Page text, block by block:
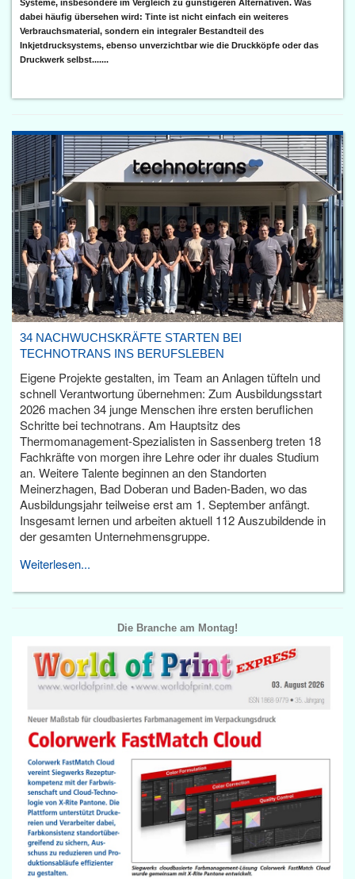
Systeme, insbesondere im Vergleich zu günstigeren Alternativen. Was
dabei häufig übersehen wird: Tinte ist nicht einfach ein weiteres
Verbrauchsmaterial, sondern ein integraler Bestandteil des
Inkjetdrucksystems, ebenso unverzichtbar wie die Druckköpfe oder das
Druckwerk selbst.......
34 NACHWUCHSKRÄFTE STARTEN BEI
TECHNOTRANS INS BERUFSLEBEN
Eigene Projekte gestalten, im Team an Anlagen tüfteln und
schnell Verantwortung übernehmen: Zum Ausbildungsstart
2026 machen 34 junge Menschen ihre ersten beruflichen
Schritte bei technotrans. Am Hauptsitz des
Thermomanagement-Spezialisten in Sassenberg treten 18
Fachkräfte von morgen ihre Lehre oder ihr duales Studium
an. Weitere Talente beginnen an den Standorten
Meinerzhagen, Bad Doberan und Baden-Baden, wo das
Ausbildungsjahr teilweise erst am 1. September anfängt.
Insgesamt lernen und arbeiten aktuell 112 Auszubildende in
der gesamten Unternehmensgruppe.
Weiterlesen...
Die Branche am Montag!